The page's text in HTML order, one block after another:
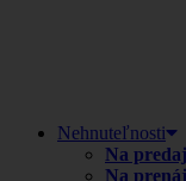
Nehnuteľnosti
Na predaj
Na